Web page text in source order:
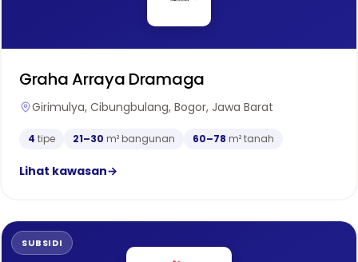
Graha Arraya Dramaga
Girimulya, Cibungbulang, Bogor, Jawa Barat
4 tipe 21–30 m² bangunan 60–78 m² tanah
Lihat kawasan→
SUBSIDI